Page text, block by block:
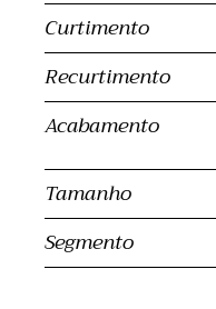
Curtimento
Recurtimento
Acabamento
Tamanho
Segmento